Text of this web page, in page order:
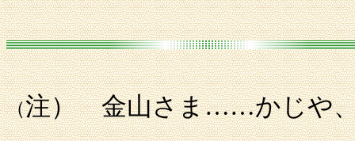
（注） 金山さま……かじや、